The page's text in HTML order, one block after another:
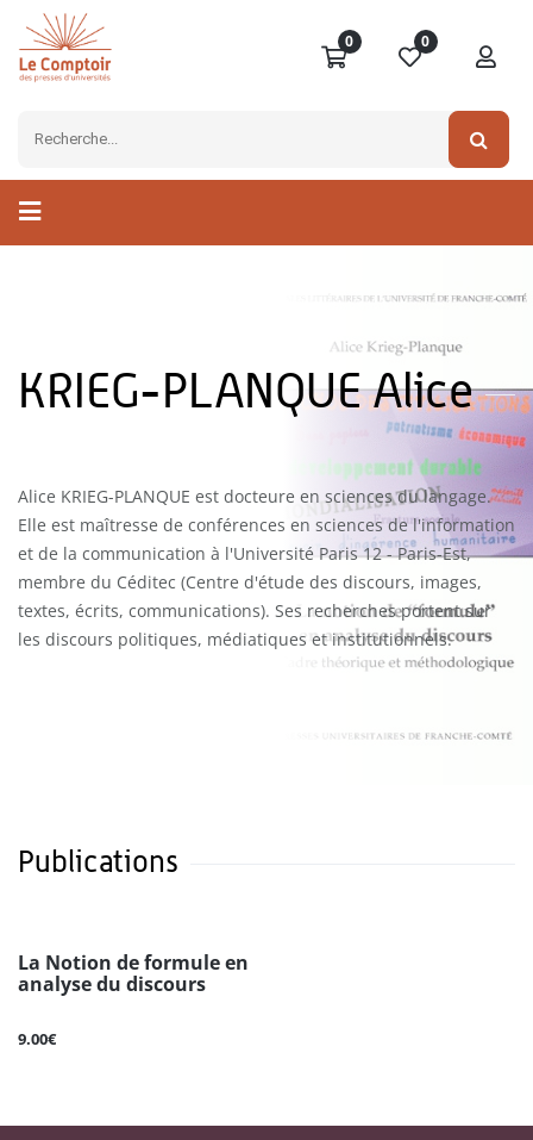
0 0
KRIEG-PLANQUE Alice
Alice KRIEG-PLANQUE est docteure en sciences du langage.
Elle est maîtresse de conférences en sciences de l'information
et de la communication à l'Université Paris 12 - Paris-Est,
membre du Céditec (Centre d'étude des discours, images,
textes, écrits, communications). Ses recherches portent sur
les discours politiques, médiatiques et institutionnels.
Publications
La Notion de formule en
analyse du discours
9.00€